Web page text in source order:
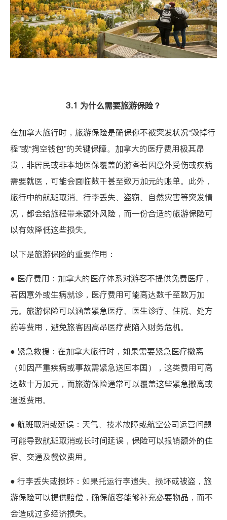
3.1 为什么需要旅游保险？
在加拿大旅行时，旅游保险是确保你不被突发状况“毁掉行
程”或“掏空钱包”的关键保障。加拿大的医疗费用极其昂
贵，非居民或非本地医保覆盖的游客若因意外受伤或疾病
需要就医，可能会面临数千甚至数万加元的账单。此外，
旅行中的航班取消、行李丢失、盗窃、自然灾害等突发情
况，都会给旅程带来额外风险，而一份合适的旅游保险可
以有效降低这些损失。
以下是旅游保险的重要作用：
● 医疗费用：加拿大的医疗体系对游客不提供免费医疗，
若因意外或生病就诊，医疗费用可能高达数千至数万加
元。旅游保险可以涵盖紧急医疗、医生诊疗、住院、处方
药等费用，避免旅客因高昂医疗费陷入财务危机。
● 紧急救援：在加拿大旅行时，如果需要紧急医疗撤离
（如因严重疾病或事故需紧急送回本国），这类费用可高
达数十万加元，而旅游保险通常可以覆盖这些紧急撤离或
遣返费用。
● 航班取消或延误：天气、技术故障或航空公司运营问题
可能导致航班取消或长时间延误，保险可以报销额外的住
宿、交通及餐饮费用。
● 行李丢失或损坏：如果托运行李遗失、损坏或被盗，旅
游保险可以提供赔偿，确保旅客能够补充必要物品，而不
会造成过多经济损失。